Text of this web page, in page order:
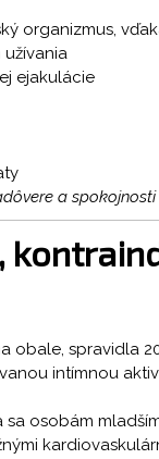
organizmus,
ejakulácie
a
spravidla
intímnou
osobám